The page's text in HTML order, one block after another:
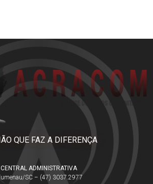
QUE FAZ A DIFERENÇA
CENTRAL ADMINISTRATIVA
SC – (47) 3037.2977